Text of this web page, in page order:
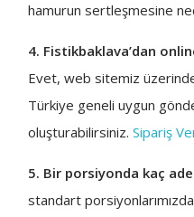
hamurun sertleşmesine
4. Fistikbaklava’dan
Evet, web sitemiz
Türkiye geneli uygun
oluşturabilirsiniz.Sipariş
5. Bir porsiyonda kaç
standart